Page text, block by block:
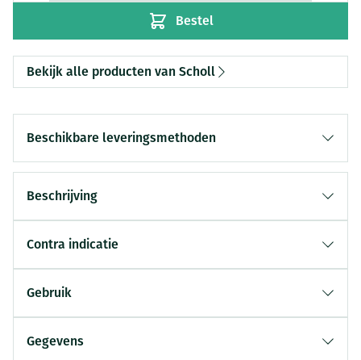
Bestel
Bekijk alle producten van Scholl
Beschikbare leveringsmethoden
Beschrijving
Contra indicatie
Gebruik
Gegevens